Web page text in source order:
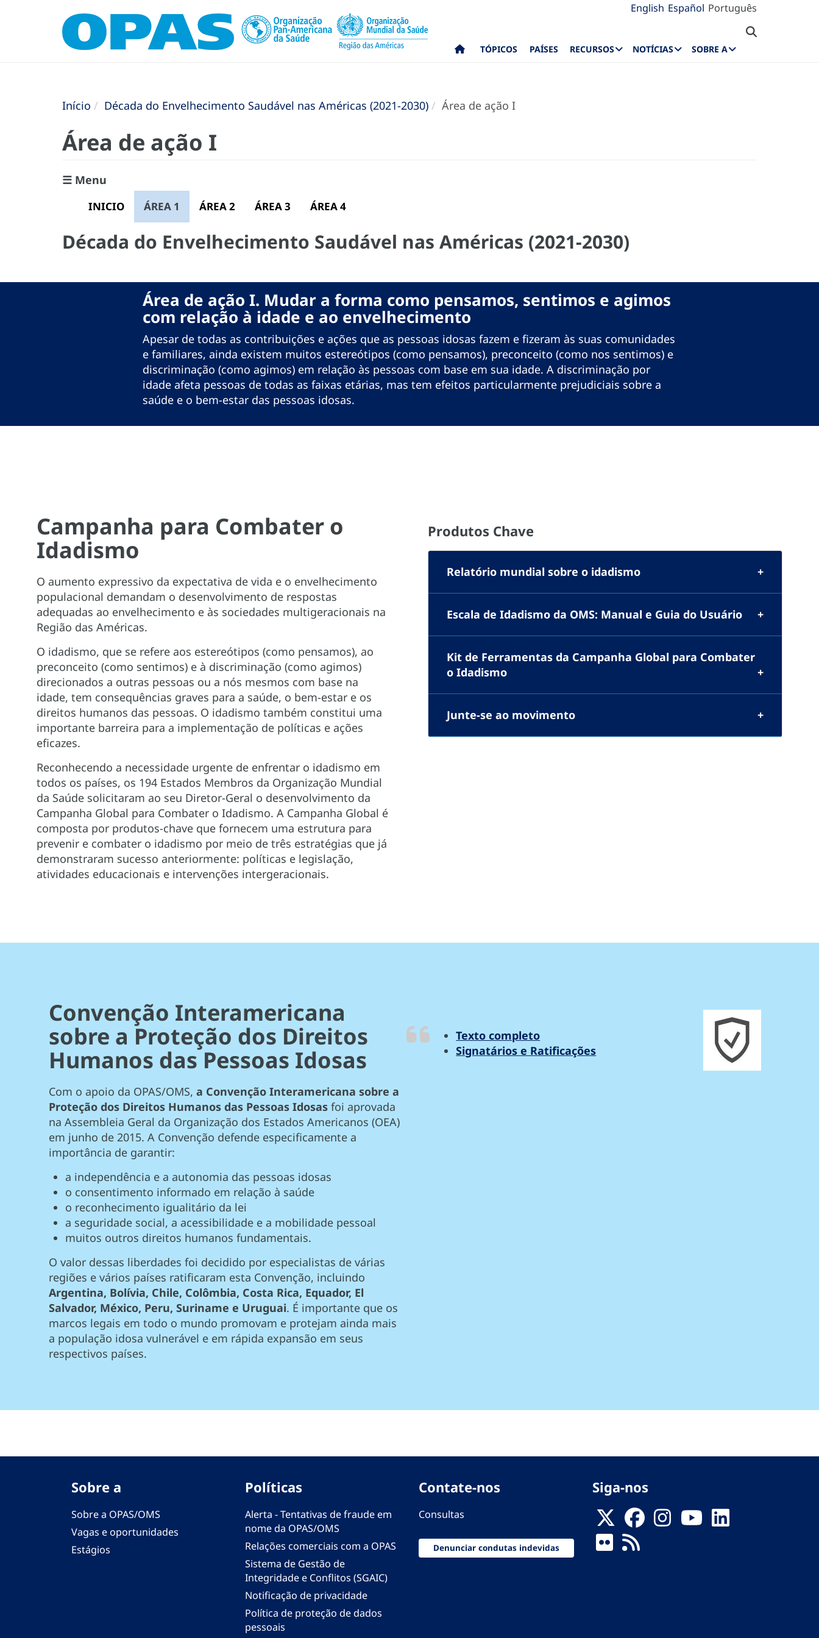
English Español Português
TÓPICOS PAÍSES RECURSOS NOTÍCIAS SOBRE A
Início Década do Envelhecimento Saudável nas Américas (2021-2030) Área de ação I
Área de ação I
☰ Menu
INICIO ÁREA 1 ÁREA 2 ÁREA 3 ÁREA 4
Década do Envelhecimento Saudável nas Américas (2021-2030)
Área de ação I. Mudar a forma como pensamos, sentimos e agimos
com relação à idade e ao envelhecimento
Apesar de todas as contribuições e ações que as pessoas idosas fazem e fizeram às suas comunidades
e familiares, ainda existem muitos estereótipos (como pensamos), preconceito (como nos sentimos) e
discriminação (como agimos) em relação às pessoas com base em sua idade. A discriminação por
idade afeta pessoas de todas as faixas etárias, mas tem efeitos particularmente prejudiciais sobre a
saúde e o bem-estar das pessoas idosas.
Campanha para Combater o
Idadismo
O aumento expressivo da expectativa de vida e o envelhecimento
populacional demandam o desenvolvimento de respostas
adequadas ao envelhecimento e às sociedades multigeracionais na
Região das Américas.
O idadismo, que se refere aos estereótipos (como pensamos), ao
preconceito (como sentimos) e à discriminação (como agimos)
direcionados a outras pessoas ou a nós mesmos com base na
idade, tem consequências graves para a saúde, o bem-estar e os
direitos humanos das pessoas. O idadismo também constitui uma
importante barreira para a implementação de políticas e ações
eficazes.
Reconhecendo a necessidade urgente de enfrentar o idadismo em
todos os países, os 194 Estados Membros da Organização Mundial
da Saúde solicitaram ao seu Diretor-Geral o desenvolvimento da
Campanha Global para Combater o Idadismo. A Campanha Global é
composta por produtos-chave que fornecem uma estrutura para
prevenir e combater o idadismo por meio de três estratégias que já
demonstraram sucesso anteriormente: políticas e legislação,
atividades educacionais e intervenções intergeracionais.
Produtos Chave
Relatório mundial sobre o idadismo
Escala de Idadismo da OMS: Manual e Guia do Usuário
Kit de Ferramentas da Campanha Global para Combater
o Idadismo
Junte-se ao movimento
Convenção Interamericana
sobre a Proteção dos Direitos
Humanos das Pessoas Idosas
Com o apoio da OPAS/OMS, a Convenção Interamericana sobre a
Proteção dos Direitos Humanos das Pessoas Idosas foi aprovada
na Assembleia Geral da Organização dos Estados Americanos (OEA)
em junho de 2015. A Convenção defende especificamente a
importância de garantir:
a independência e a autonomia das pessoas idosas
o consentimento informado em relação à saúde
o reconhecimento igualitário da lei
a seguridade social, a acessibilidade e a mobilidade pessoal
muitos outros direitos humanos fundamentais.
O valor dessas liberdades foi decidido por especialistas de várias
regiões e vários países ratificaram esta Convenção, incluindo
Argentina, Bolívia, Chile, Colômbia, Costa Rica, Equador, El
Salvador, México, Peru, Suriname e Uruguai. É importante que os
marcos legais em todo o mundo promovam e protejam ainda mais
a população idosa vulnerável e em rápida expansão em seus
respectivos países.
Texto completo
Signatários e Ratificações
Sobre a
Sobre a OPAS/OMS
Vagas e oportunidades
Estágios
Políticas
Alerta - Tentativas de fraude em
nome da OPAS/OMS
Relações comerciais com a OPAS
Sistema de Gestão de
Integridade e Conflitos (SGAIC)
Notificação de privacidade
Política de proteção de dados
pessoais
Contate-nos
Consultas
Denunciar condutas indevidas
Siga-nos